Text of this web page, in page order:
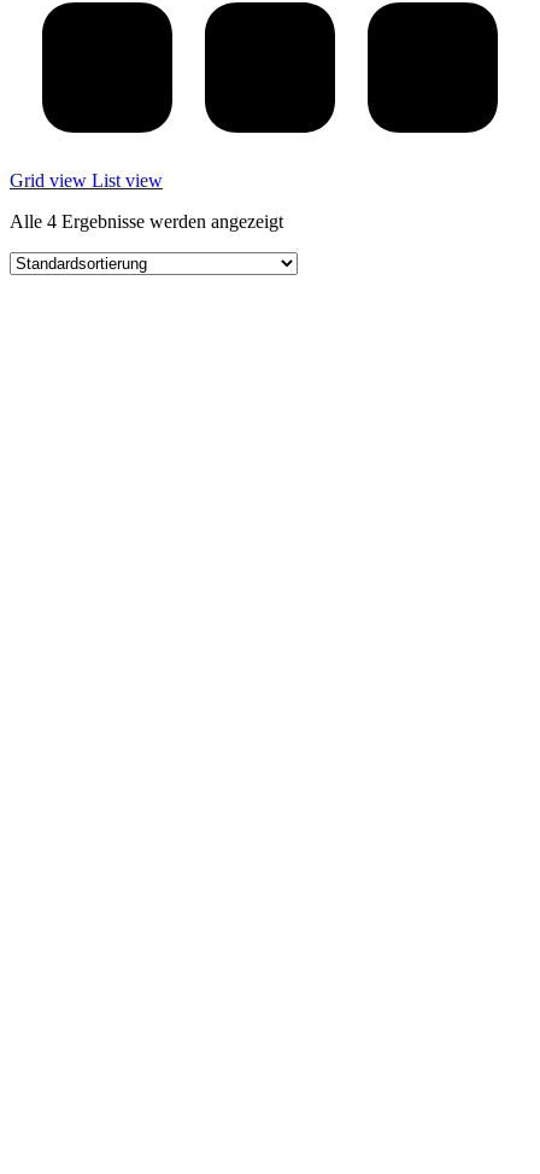
Grid view List view
Alle 4 Ergebnisse werden angezeigt